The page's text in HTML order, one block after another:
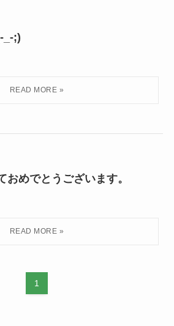
_-;)
おめでとうございます。
1